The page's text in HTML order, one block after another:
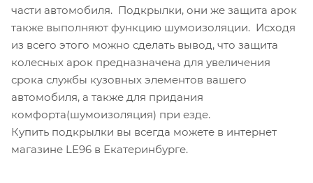
части автомобиля. Подкрылки, они же защита арок
также выполняют функцию шумоизоляции. Исходя
из всего этого можно сделать вывод, что защита
колесных арок предназначена для увеличения
срока службы кузовных элементов вашего
автомобиля, а также для придания
комфорта(шумоизоляция) при езде.
Купить подкрылки вы всегда можете в интернет
магазине LE96 в Екатеринбурге.